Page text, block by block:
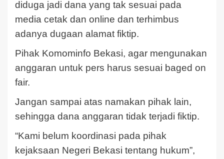
diduga jadi dana yang tak sesuai pada
media cetak dan online dan terhimbus
adanya dugaan alamat fiktip.
Pihak Komominfo Bekasi, agar mengunakan
anggaran untuk pers harus sesuai baged on
fair.
Jangan sampai atas namakan pihak lain,
sehingga dana anggaran tidak terjadi fiktip.
“Kami belum koordinasi pada pihak
kejaksaan Negeri Bekasi tentang hukum”,